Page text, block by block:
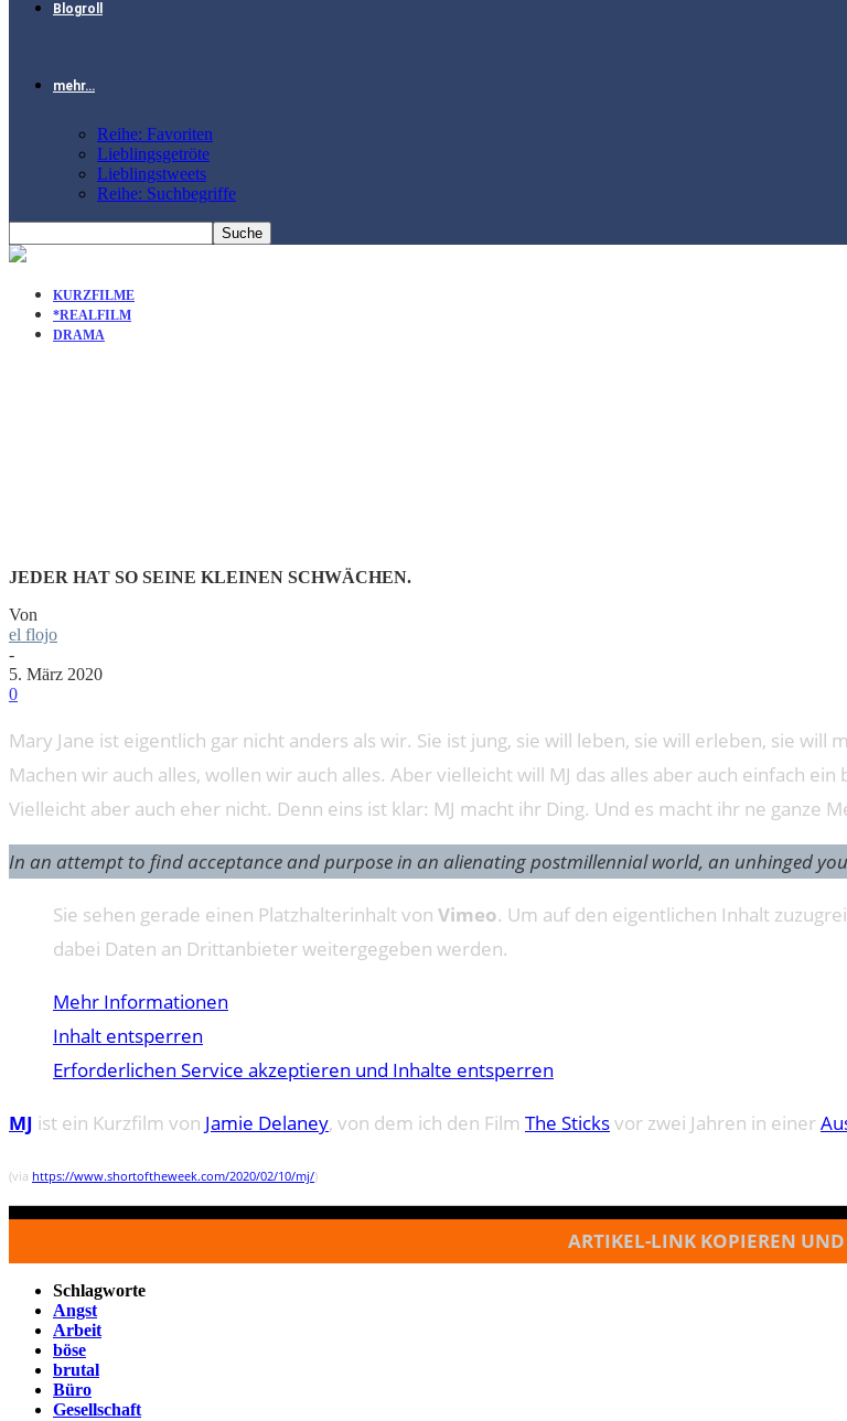
Blogroll
mehr…
Reihe: Favoriten
Lieblingsgetröte
Lieblingstweets
Reihe: Suchbegriffe
KURZFILME
*REALFILM
DRAMA
JEDER HAT SO SEINE KLEINEN SCHWÄCHEN.
Von
el flojo
-
5. März 2020
0
Mary Jane ist eigentlich gar nicht anders als wir. Sie ist jung, sie will leben, sie will erleben, sie
Machen wir auch alles, wollen wir auch alles. Aber vielleicht will MJ das alles aber auch einfach
Vielleicht aber auch eher nicht. Denn eins ist klar: MJ macht ihr Ding. Und es macht ihr ne ganze
In an attempt to find acceptance and purpose in an alienating postmillennial world, an unhinged
Sie sehen gerade einen Platzhalterinhalt von Vimeo. Um auf den eigentlichen Inhalt
dabei Daten an Drittanbieter weitergegeben werden.
Mehr Informationen
Inhalt entsperren
Erforderlichen Service akzeptieren und Inhalte entsperren
MJ ist ein Kurzfilm von Jamie Delaney, von dem ich den Film The Sticksvor zwei Jahren in einer
(via https://www.shortoftheweek.com/2020/02/10/mj/)
ARTIKEL-LINK KOPIEREN
Schlagworte
Angst
Arbeit
böse
brutal
Büro
Gesellschaft